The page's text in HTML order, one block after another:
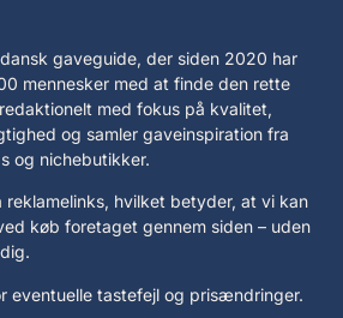
gaveguide, der siden 2020 har
mennesker med at finde den rette
med fokus på kvalitet,
og samler gaveinspiration fra
og nichebutikker.
reklamelinks, hvilket betyder, at vi kan
køb foretaget gennem siden – uden
eventuelle tastefejl og prisændringer.